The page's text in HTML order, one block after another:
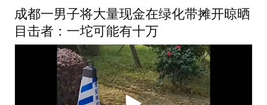
成都一男子将大量现金在绿化带摊开晾晒
目击者：一坨可能有十万